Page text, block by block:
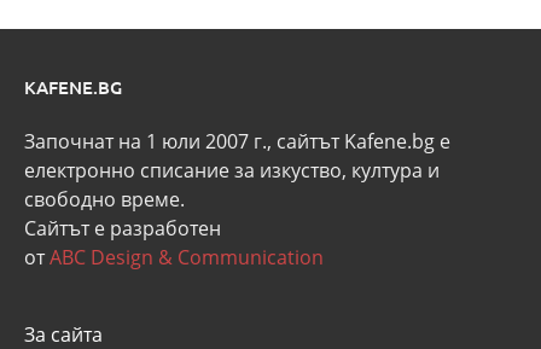
KAFENE.BG
Започнат на 1 юли 2007 г., сайтът Kafene.bg e
eлектронно списание за изкуство, култура и
свободно време.
Сайтът е разработен
отABC Design & Communication
За сайта